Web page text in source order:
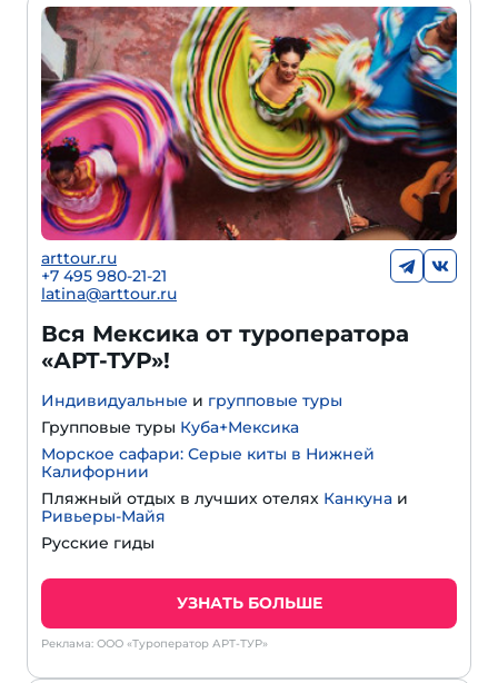
arttour.ru
+7 495 980-21-21
latina@arttour.ru
Вся Мексика от туроператора
«АРТ-ТУР»!
Индивидуальные и групповые туры
Групповые туры Куба+Мексика
Морское сафари: Серые киты в Нижней
Калифорнии
Пляжный отдых в лучших отелях Канкуна и
Ривьеры-Майя
Русские гиды
УЗНАТЬ БОЛЬШЕ
Реклама: ООО «Туроператор АРТ-ТУР»